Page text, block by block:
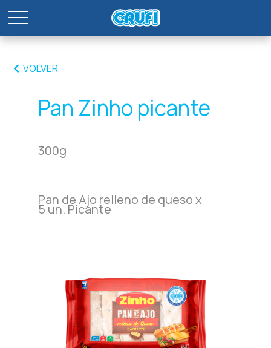
VOLVER
Pan Zinho picante
300g
Pan de Ajo relleno de queso x
5 un. Picante